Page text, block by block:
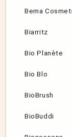
Bema
Biarritz
Bio Planète
Bio Blo
BioBrush
BioBuddi